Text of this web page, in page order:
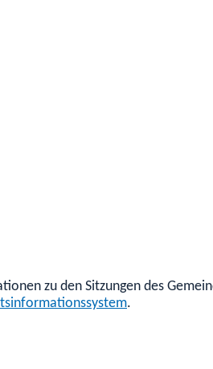
zu den Sitzungen des
.